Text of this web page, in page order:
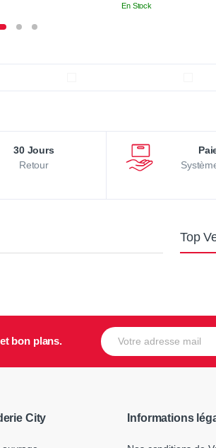
En Stock
30 Jours
Retour
Top
bon plans.
E-mail
City Informations